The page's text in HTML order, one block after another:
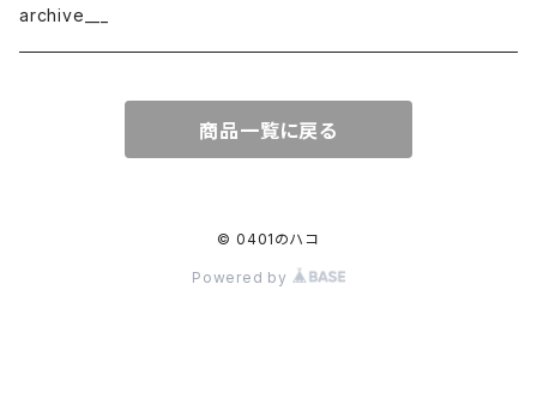
border
cotton × wool
織物
archive___
商品一覧に戻る
© 0401のハコ
Powered by